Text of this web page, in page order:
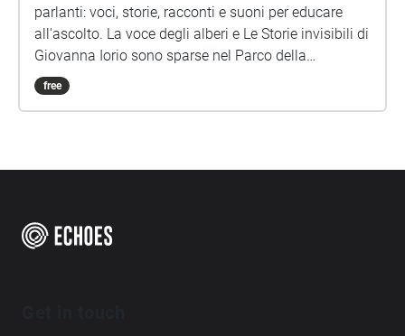
parlanti: voci, storie, racconti e suoni per educare
all'ascolto. La voce degli alberi e Le Storie invisibili di
Giovanna Iorio sono sparse nel Parco della
Caffarella, una passeggiata sonora per bambini di
ogni età. Per festeggiare il centenario della nascita
Foto, individuazione dei punti di ascolto, testi
esplicativi di Francesca Lepori (e dal sito del Bosco
free